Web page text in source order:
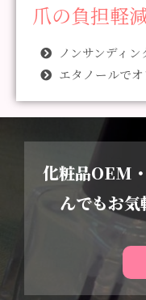
爪の負担軽
ノンサンディ
エタノールで
化粧品OEM
んでもお気